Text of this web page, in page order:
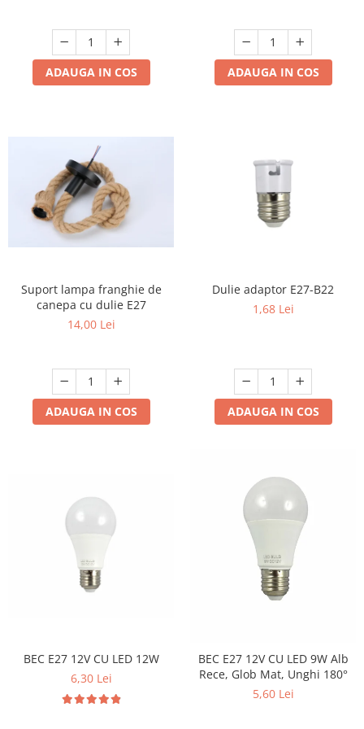
ADAUGA IN COS ADAUGA IN COS
Suport lampa franghie de
canepa cu dulie E27
14,00 Lei
ADAUGA IN COS
Dulie adaptor E27-B22
1,68 Lei
ADAUGA IN COS
BEC E27 12V CU LED 12W
6,30 Lei
BEC E27 12V CU LED 9W Alb
Rece, Glob Mat, Unghi 180°
5,60 Lei